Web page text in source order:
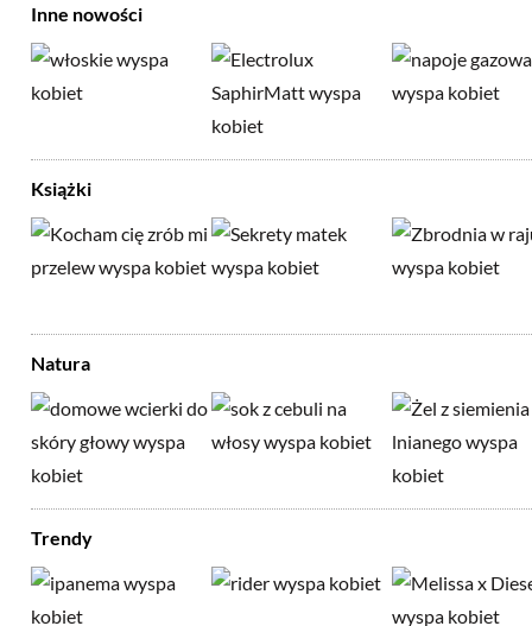
Inne nowości
Książki
Natura
Trendy